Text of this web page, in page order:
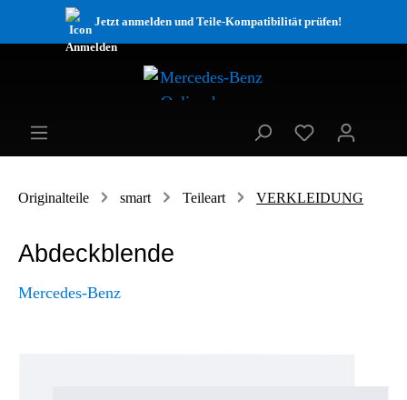
Jetzt anmelden und Teile-Kompatibilität prüfen!
Originalteile smart Teileart VERKLEIDUNG
Abdeckblende
Mercedes-Benz